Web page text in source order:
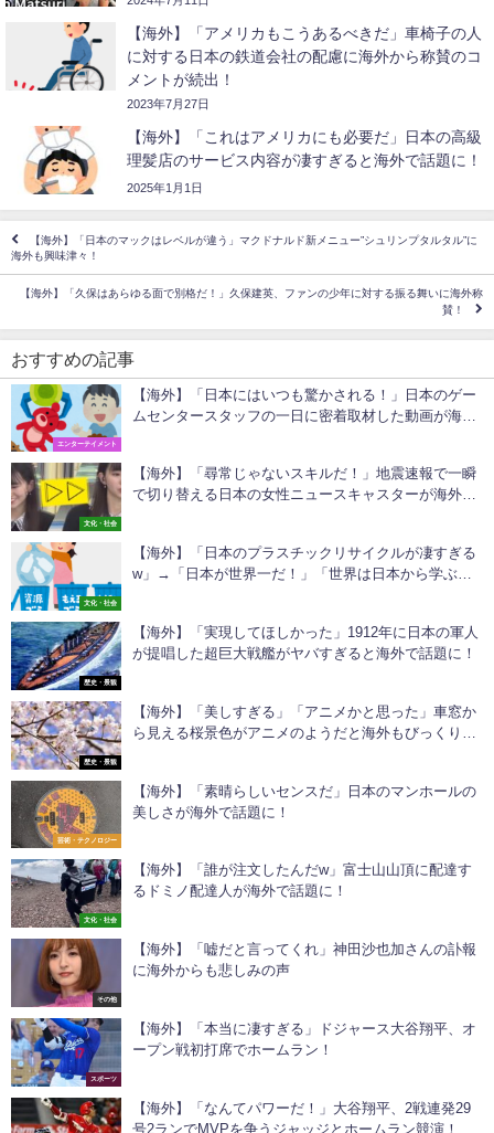
【海外】「アメリカもこうあるべきだ」車椅子の人
に対する日本の鉄道会社の配慮に海外から称賛のコ
メントが続出！
2023年7月27日
【海外】「これはアメリカにも必要だ」日本の高級
理髪店のサービス内容が凄すぎると海外で話題に！
2025年1月1日
【海外】「日本のマックはレベルが違う」マクドナルド新メニュー”シュリンプタルタル”に
海外も興味津々！
【海外】「久保はあらゆる面で別格だ！」久保建英、ファンの少年に対する振る舞いに海外称
賛！
おすすめの記事
エンターテイメント
【海外】「日本にはいつも驚かされる！」日本のゲー
ムセンタースタッフの一日に密着取材した動画が海外
文化・社会
【海外】「尋常じゃないスキルだ！」地震速報で一瞬
で切り替える日本の女性ニュースキャスターが海外で
文化・社会
【海外】「日本のプラスチックリサイクルが凄すぎる
w」→「日本が世界一だ！」「世界は日本から学ぶべ
歴史・景観
【海外】「実現してほしかった」1912年に日本の軍人
が提唱した超巨大戦艦がヤバすぎると海外で話題に！
歴史・景観
【海外】「美しすぎる」「アニメかと思った」車窓か
ら見える桜景色がアニメのようだと海外もびっくり仰
芸術・テクノロジー
【海外】「素晴らしいセンスだ」日本のマンホールの
美しさが海外で話題に！
文化・社会
【海外】「誰が注文したんだw」富士山山頂に配達す
るドミノ配達人が海外で話題に！
その他
【海外】「嘘だと言ってくれ」神田沙也加さんの訃報
に海外からも悲しみの声
スポーツ
【海外】「本当に凄すぎる」ドジャース大谷翔平、オ
ープン戦初打席でホームラン！
【海外】「なんてパワーだ！」大谷翔平、2戦連発29
号2ランでMVPを争うジャッジとホームラン競演！